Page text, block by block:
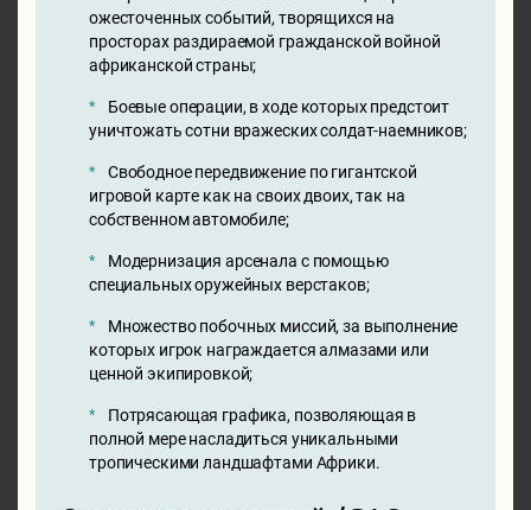
ожесточенных событий, творящихся на
просторах раздираемой гражданской войной
африканской страны;
Боевые операции, в ходе которых предстоит
уничтожать сотни вражеских солдат-наемников;
Свободное передвижение по гигантской
игровой карте как на своих двоих, так на
собственном автомобиле;
Модернизация арсенала с помощью
специальных оружейных верстаков;
Множество побочных миссий, за выполнение
которых игрок награждается алмазами или
ценной экипировкой;
Потрясающая графика, позволяющая в
полной мере насладиться уникальными
тропическими ландшафтами Африки.